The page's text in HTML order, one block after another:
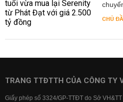
CHỦ
TRANG TTĐTTH CỦA CÔNG TY
Giấy phép số 3324/GP-TTĐT do Sở